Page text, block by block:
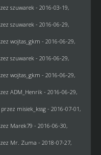
szuwarek - 2016-03-19,
szuwarek - 2016-06-29,
wojtas_gkm - 2016-06-29,
szuwarek - 2016-06-29,
wojtas_gkm - 2016-06-29,
ADM_Henrik - 2016-06-29,
misiek_kssg- 2016-07-01,
Marek79 - 2016-06-30,
Mr. Zuma - 2018-07-27,